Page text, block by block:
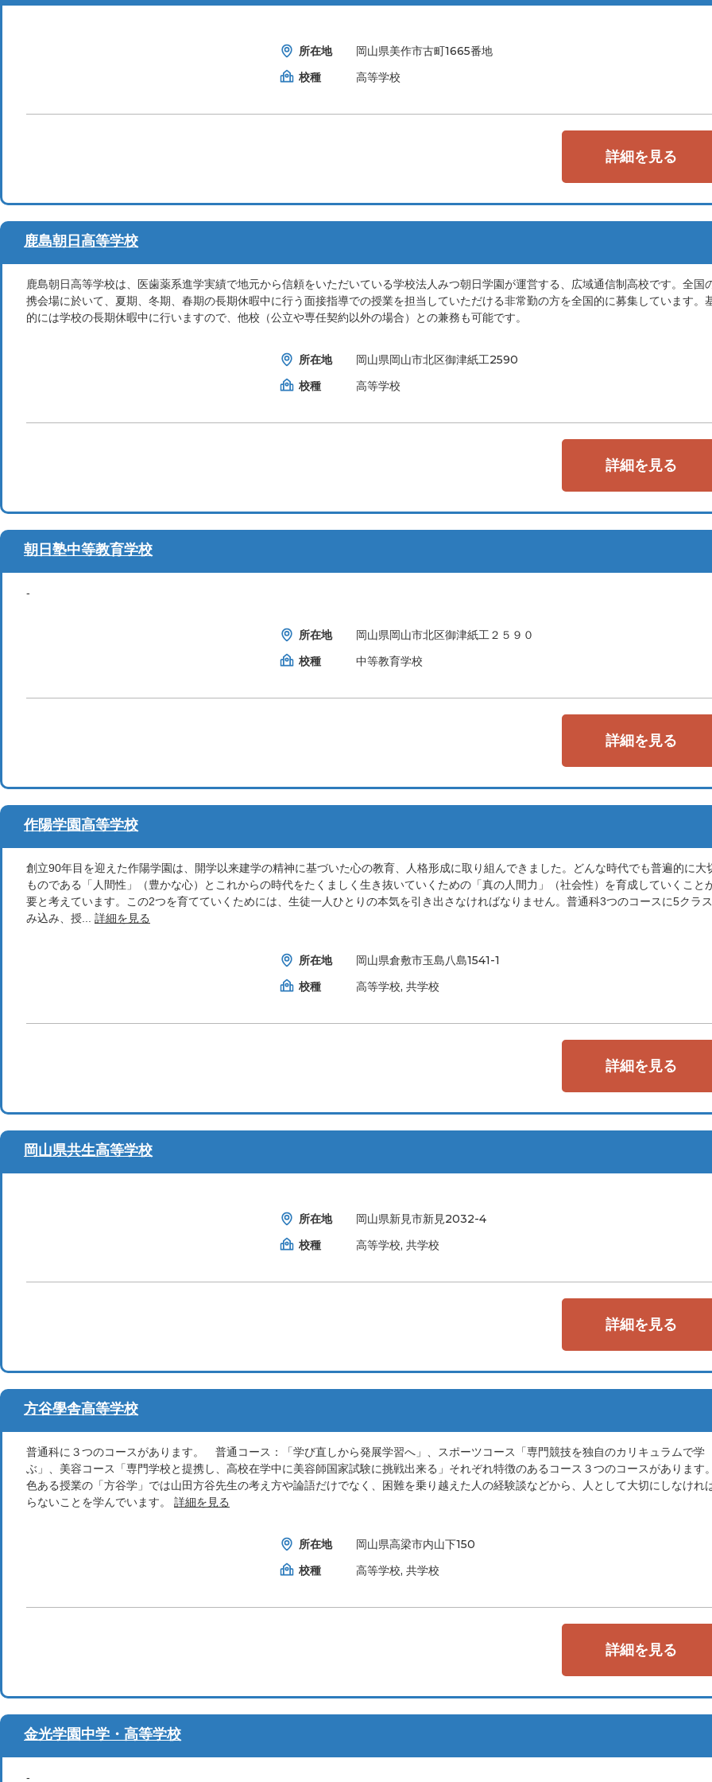
所在地
岡山県美作市古町1665番地
校種
高等学校
詳細を見る
鹿島朝日高等学校
鹿島朝日高等学校は、医歯薬系進学実績で地元から信頼をいただいている学校法人みつ朝日学園が運営する、広域通信制高校です。全国
携会場に於いて、夏期、冬期、春期の長期休暇中に行う面接指導での授業を担当していただける非常勤の方を全国的に募集しています。
的には学校の長期休暇中に行いますので、他校（公立や専任契約以外の場合）との兼務も可能です。
所在地
岡山県岡山市北区御津紙工2590
校種
高等学校
詳細を見る
朝日塾中等教育学校
-
所在地
岡山県岡山市北区御津紙工２５９０
校種
中等教育学校
詳細を見る
作陽学園高等学校
創立90年目を迎えた作陽学園は、開学以来建学の精神に基づいた心の教育、人格形成に取り組んできました。どんな時代でも普遍的に大
ものである「人間性」（豊かな心）とこれからの時代をたくましく生き抜いていくための「真の人間力」（社会性）を育成していくこと
要と考えています。この2つを育てていくためには、生徒一人ひとりの本気を引き出さなければなりません。普通科3つのコースに5クラ
み込み、授... 詳細を見る
所在地
岡山県倉敷市玉島八島1541-1
校種
高等学校, 共学校
詳細を見る
岡山県共生高等学校
所在地
岡山県新見市新見2032-4
校種
高等学校, 共学校
詳細を見る
方谷學舎高等学校
普通科に３つのコースがあります。 普通コース：「学び直しから発展学習へ」、スポーツコース「専門競技を独自のカリキュラムで学
ぶ」、美容コース「専門学校と提携し、高校在学中に美容師国家試験に挑戦出来る」それぞれ特徴のあるコース３つのコースがあります
色ある授業の「方谷学」では山田方谷先生の考え方や論語だけでなく、困難を乗り越えた人の経験談などから、人として大切にしなけれ
らないことを学んでいます。 詳細を見る
所在地
岡山県高梁市内山下150
校種
高等学校, 共学校
詳細を見る
金光学園中学・高等学校
-